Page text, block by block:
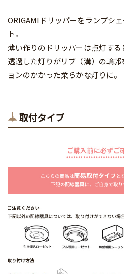
ORIGAMIドリッパーをランプシ
ト。
薄い作りのドリッパーは点灯する
透過した灯りがリブ（溝）の輪
ョンのかかった柔らかな灯りに。
取付タイプ